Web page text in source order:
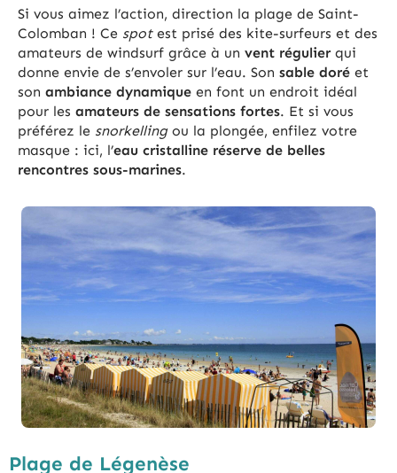
Si vous aimez l’action, direction la plage de Saint-
Colomban ! Ce spotest prisé des kite-surfeurs et des
amateurs de windsurf grâce à un vent régulier qui
donne envie de s’envoler sur l’eau. Son sable doré et
son ambiance dynamique en font un endroit idéal
pour les amateurs de sensations fortes. Et si vous
préférez le snorkellingou la plongée, enfilez votre
masque : ici, l’eau cristalline réserve de belles
rencontres sous-marines.
Plage de Légenèse